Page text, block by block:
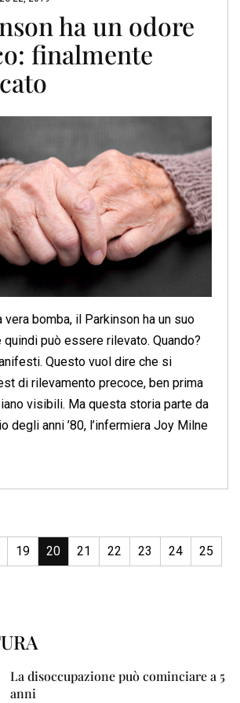
ha un odore
finalmente
vera bomba, il Parkinson ha un suo
può essere rilevato. Quando?
Questo vuol dire che si
di rilevamento precoce, ben prima
visibili. Ma questa storia parte da
degli anni ’80, l’infermiera Joy Milne
19 20 21 22 23 24
25
La disoccupazione può cominciare a 5
anni